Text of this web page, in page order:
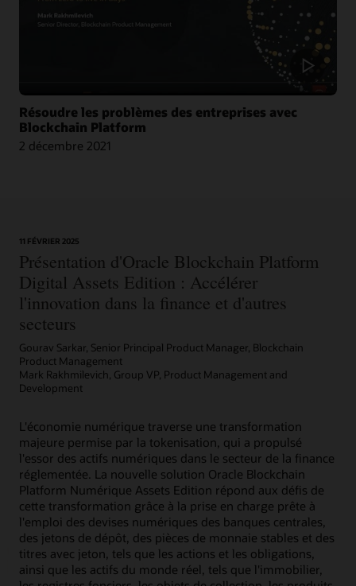
Blog : Oracle et CargoSmart accélèrent la collaboration technique de neuf
leaders pour transformer le transport maritime
Article : Oracle s’associe à CargoSmart sur une initiative blockchain pour le
fret maritime
Article : CargoSmart, COSCO, SIPG et Tesla lancent un projet pilote blockchain
En savoir plus
Article : La blockchain peut‑elle faciliter la gestion des subventions ?
Résoudre les problèmes des entreprises avec
Blockchain Platform
2 décembre 2021
11 FÉVRIER 2025
Présentation d'Oracle Blockchain Platform
Digital Assets Edition : Accélérer
l'innovation dans la finance et d'autres
secteurs
Gourav Sarkar, Senior Principal Product Manager, Blockchain
Product Management
Mark Rakhmilevich, Group VP, Product Management and
Development
L'économie numérique traverse une transformation
majeure permise par la tokenisation, qui a propulsé
l'essor des actifs numériques dans le secteur de la finance
réglementée. La nouvelle solution Oracle Blockchain
Platform Numérique Assets Edition répond aux défis de
cette transformation grâce à la prise en charge prête à
l'emploi des devises numériques des banques centrales,
des jetons de dépôt, des pièces de monnaie stables et des
titres avec jeton, tels que les actions et les obligations,
ainsi que les actifs du monde réel, tels que l'immobilier,